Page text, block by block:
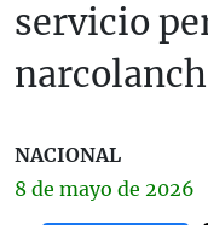
servicio
NACIONAL
8 de mayo de 2026